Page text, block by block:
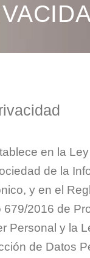
en la
de la
y en el
679/2016 de
Personal y la
de Datos